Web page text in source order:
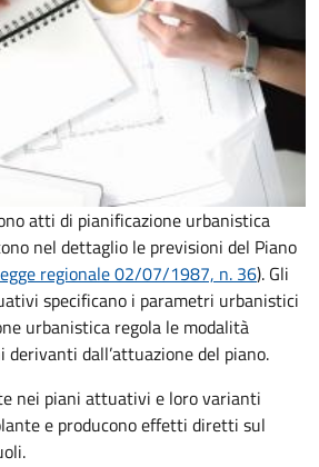
atti di pianificazione urbanistica
nel dettaglio le previsioni del Piano
regionale 02/07/1987, n. 36). Gli
specificano i parametri urbanistici
urbanistica regola le modalità
dall’attuazione del piano.
nei piani attuativi e loro varianti
e producono effetti diretti sul